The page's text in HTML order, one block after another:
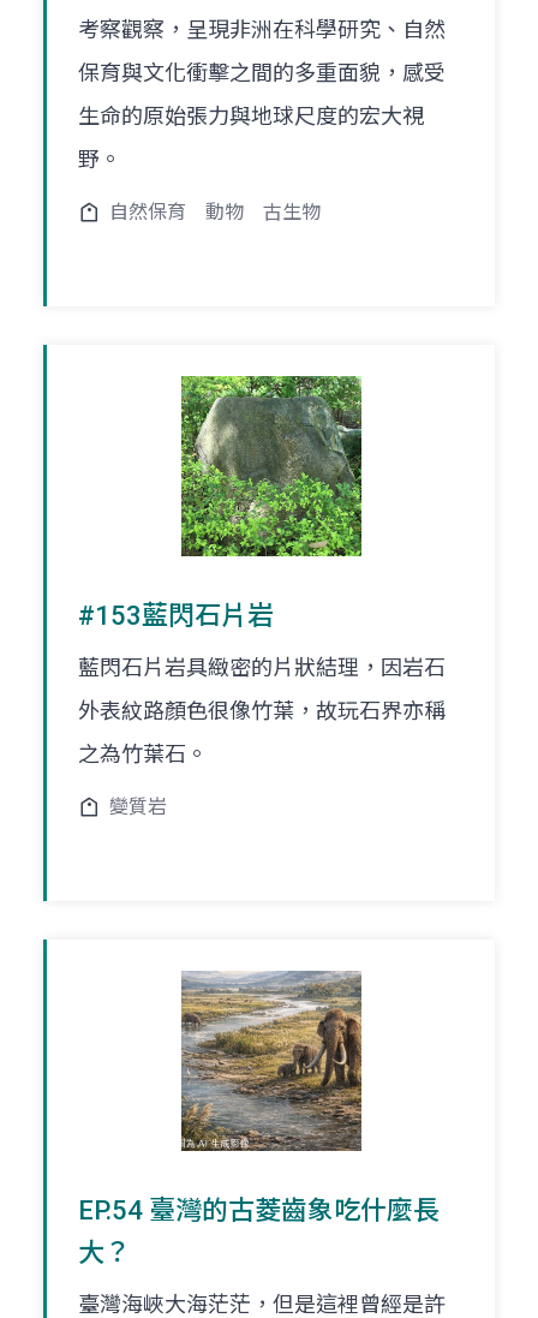
考察觀察，呈現非洲在科學研究、自然
保育與文化衝擊之間的多重面貌，感受
生命的原始張力與地球尺度的宏大視
野。
自然保育 動物 古生物
#153藍閃石片岩
藍閃石片岩具緻密的片狀結理，因岩石
外表紋路顏色很像竹葉，故玩石界亦稱
之為竹葉石。
變質岩
EP.54 臺灣的古菱齒象吃什麼長
大？
臺灣海峽大海茫茫，但是這裡曾經是許